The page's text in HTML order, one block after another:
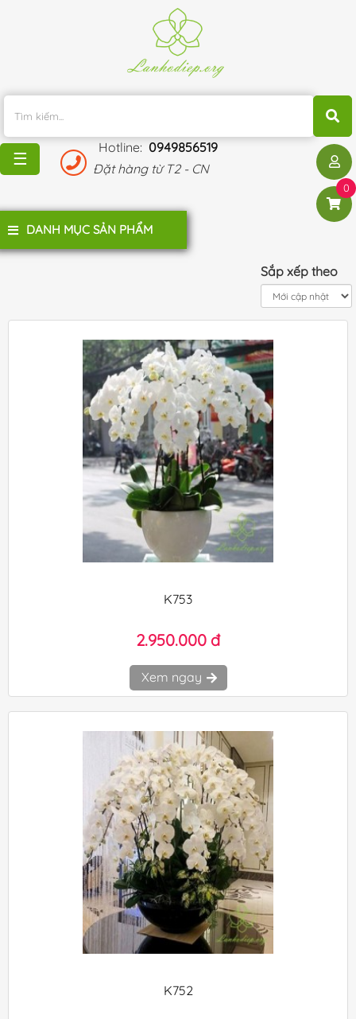
Hotline: 0949856519
Đặt hàng từ T2 - CN
0
MÃI
BLOG
HÀNG
☰
DANH MỤC SẢN PHẨM
Sắp xếp theo
K753
2.950.000 đ
Xem ngay
K752